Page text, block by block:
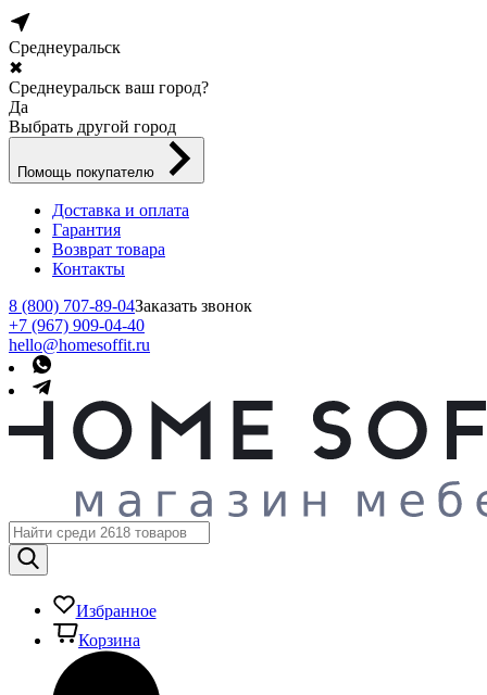
Среднеуральск
✖
Среднеуральск ваш город?
Да
Выбрать другой город
Помощь покупателю
Доставка и оплата
Гарантия
Возврат товара
Контакты
8 (800) 707-89-04Заказать звонок
+7 (967) 909-04-40
hello@homesoffit.ru
Избранное
Корзина